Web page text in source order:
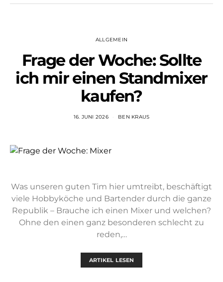
ALLGEMEIN
Frage der Woche: Sollte
ich mir einen Standmixer
kaufen?
16. JUNI 2026 BEN KRAUS
Was unseren guten Tim hier umtreibt, beschäftigt
viele Hobbyköche und Bartender durch die ganze
Republik – Brauche ich einen Mixer und welchen?
Ohne den einen ganz besonderen schlecht zu
reden,…
ARTIKEL LESEN